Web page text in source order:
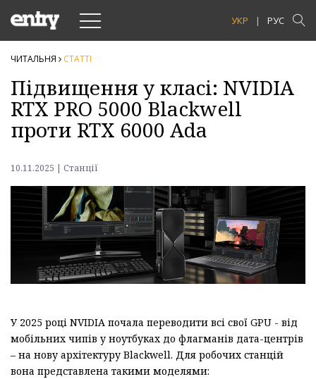
Toggle
navigation УКР РУС
ЧИТАЛЬНЯ СТАТТI
Підвищення у класі: NVIDIA
RTX PRO 5000 Blackwell
проти RTX 6000 Ada
10.11.2025 | Станції
У 2025 році NVIDIA почала переводити всі свої GPU - від
мобільних чипів у ноутбуках до флагманів дата-центрів
– на нову архітектуру Blackwell. Для робочих станцій
вона представлена такими моделями: